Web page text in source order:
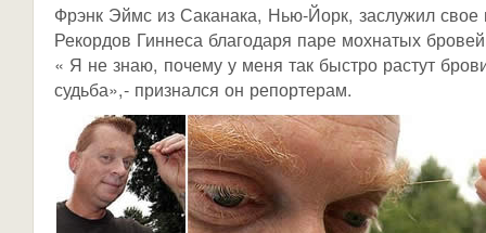
Фрэнк Эймс из Саканака, Нью-Йорк, заслужил свое
Рекордов Гиннеса благодаря паре мохнатых
« Я не знаю, почему у меня так быстро растут
судьба»,- признался он репортерам.